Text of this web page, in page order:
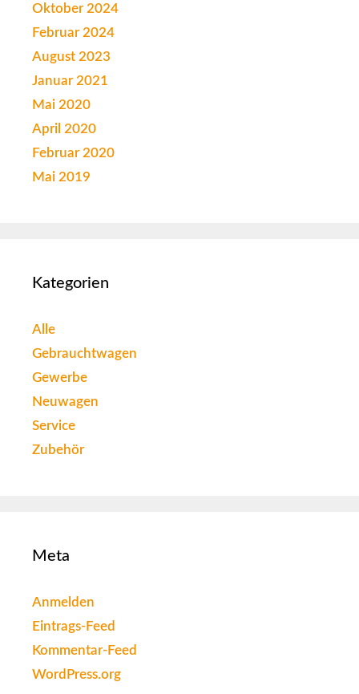
Oktober 2024
Februar 2024
August 2023
Januar 2021
Mai 2020
April 2020
Februar 2020
Mai 2019
Kategorien
Alle
Gebrauchtwagen
Gewerbe
Neuwagen
Service
Zubehör
Meta
Anmelden
Eintrags-Feed
Kommentar-Feed
WordPress.org